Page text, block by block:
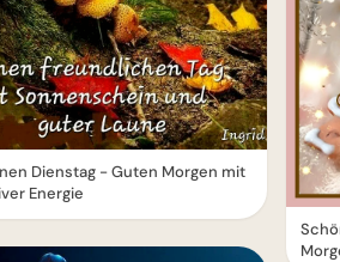
Dienstag - Guten Morgen mit
Energie